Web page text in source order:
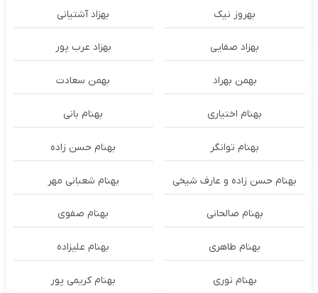
بهروز نیک بهزاد آشتیانی
بهزاد صفایی بهزاد عرب پور
بهمن بهراد بهمن سعادت
بهنام اختیاری بهنام بانی
بهنام توانگر بهنام حسن زاده
بهنام حسن زاده و عارف شیخی بهنام شعبانی مهر
بهنام صالحانی بهنام صفوی
بهنام طاهری بهنام علیزاده
بهنام نوری بهنام کریمی پور